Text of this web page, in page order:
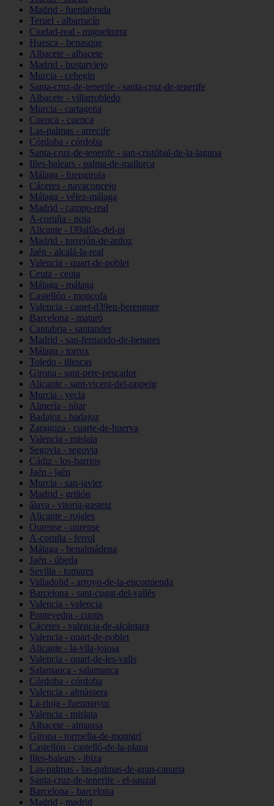
Madrid - fuenlabrada
Teruel - albarracín
Ciudad-real - miguelturra
Huesca - benasque
Albacete - albacete
Madrid - bustarviejo
Murcia - cehegín
Santa-cruz-de-tenerife - santa-cruz-de-tenerife
Albacete - villarrobledo
Murcia - cartagena
Cuenca - cuenca
Las-palmas - arrecife
Córdoba - córdoba
Santa-cruz-de-tenerife - san-cristóbal-de-la-laguna
Illes-balears - palma-de-mallorca
Málaga - fuengirola
Cáceres - navaconcejo
Málaga - vélez-málaga
Madrid - campo-real
A-coruña - noia
Alicante - l39alfàs-del-pi
Madrid - torrejón-de-ardoz
Jaén - alcalá-la-real
Valencia - quart-de-poblet
Ceuta - ceuta
Málaga - málaga
Castellón - moncofa
Valencia - canet-d39en-berenguer
Barcelona - mataró
Cantabria - santander
Madrid - san-fernando-de-henares
Málaga - torrox
Toledo - illescas
Girona - sant-pere-pescador
Alicante - sant-vicent-del-raspeig
Murcia - yecla
Almería - níjar
Badajoz - badajoz
Zaragoza - cuarte-de-huerva
Valencia - mislata
Segovia - segovia
Cádiz - los-barrios
Jaén - jaén
Murcia - san-javier
Madrid - griñón
álava - vitoria-gasteiz
Alicante - rojales
Ourense - ourense
A-coruña - ferrol
Málaga - benalmádena
Jaén - úbeda
Sevilla - tomares
Valladolid - arroyo-de-la-encomienda
Barcelona - sant-cugat-del-vallès
Valencia - valencia
Pontevedra - cuntis
Cáceres - valencia-de-alcántara
Valencia - quart-de-poblet
Alicante - la-vila-joiosa
Valencia - quart-de-les-valls
Salamanca - salamanca
Córdoba - córdoba
Valencia - almàssera
La-rioja - fuenmayor
Valencia - mislata
Albacete - almansa
Girona - torroella-de-montgrí
Castellón - castelló-de-la-plana
Illes-balears - ibiza
Las-palmas - las-palmas-de-gran-canaria
Santa-cruz-de-tenerife - el-sauzal
Barcelona - barcelona
Madrid - madrid